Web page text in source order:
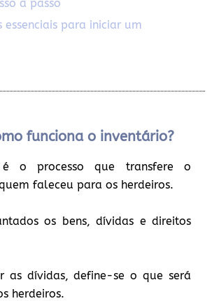
a passo
essenciais para iniciar um
funciona o inventário?
o processo que transfere o
faleceu para os herdeiros.
os bens, dívidas e direitos
as dívidas, define-se o que será
herdeiros.